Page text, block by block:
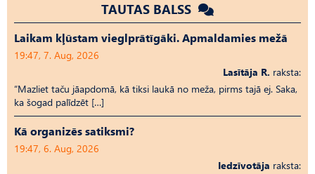
TAUTAS BALSS
Laikam kļūstam vieglprātīgāki. Apmaldamies mežā
19:47, 7. Aug, 2026
Lasītāja R. raksta:
“Mazliet taču jāapdomā, kā tiksi laukā no meža, pirms tajā ej. Saka,
ka šogad palīdzēt […]
Kā organizēs satiksmi?
19:47, 6. Aug, 2026
Iedzīvotāja raksta: